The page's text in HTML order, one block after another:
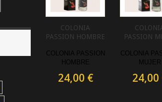
COLONIA
PASSION HOMBRE
COLONIA PASSION
HOMBRE
24,00 €
PASSION
COLONIA
MUJER
24,00